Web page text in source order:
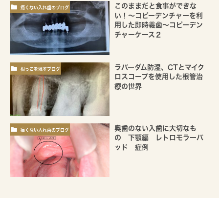
痛くない入れ歯のブログ
このままだと食事ができな
い！～コピーデンチャーを利
用した即時義歯～コピーデン
チャーケース２
根っこを残すブログ
ラバーダム防湿、CTとマイク
ロスコープを使用した根管治
療の世界
痛くない入れ歯のブログ
奥歯のない入歯に大切なも
の 下顎編 レトロモラーパ
ッド 症例